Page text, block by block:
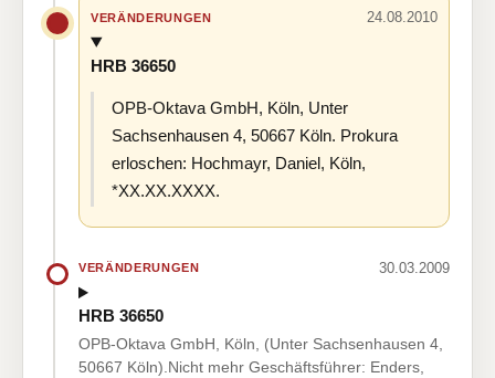
VERÄNDERUNGEN 24.08.2010
HRB 36650
OPB-Oktava GmbH, Köln, Unter
Sachsenhausen 4, 50667 Köln. Prokura
erloschen: Hochmayr, Daniel, Köln,
*XX.XX.XXXX.
VERÄNDERUNGEN 30.03.2009
HRB 36650
OPB-Oktava GmbH, Köln, (Unter Sachsenhausen 4,
50667 Köln).Nicht mehr Geschäftsführer: Enders,